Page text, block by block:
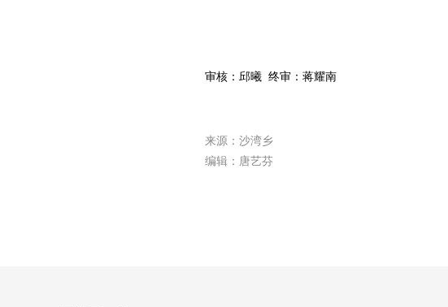
审核：邱曦 终审：蒋耀南
来源：沙湾乡
编辑：唐艺芬